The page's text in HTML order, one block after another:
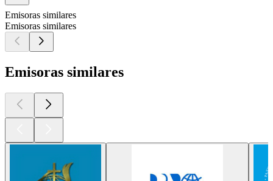
Emisoras similares
Emisoras similares
Emisoras similares